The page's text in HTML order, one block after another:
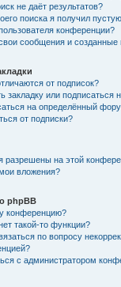
не даёт результатов?
поиска я получил
конференции?
сообщения и
от подписок?
закладку или подписаться
на определённый
от подписки?
разрешены на этой
вложения?
phpBB
конференцию?
такой-то функции?
по вопросу
с администратором